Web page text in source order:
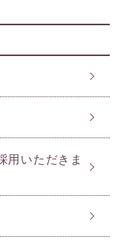
用いただきま